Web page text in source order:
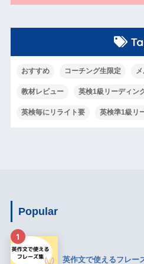
おすすめ コーチング生限定
教材レビュー 英検1級リーディン
英検毎にリライト要 英検準1級リ
Popular
1
英作文で使えるフレー